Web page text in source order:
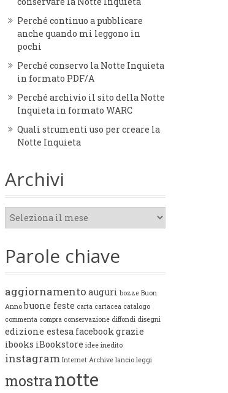
Perché continuo a pubblicare
anche quando mi leggono in
pochi
Perché conservo la Notte Inquieta
in formato PDF/A
Perché archivio il sito della Notte
Inquieta in formato WARC
Quali strumenti uso per creare la
Notte Inquieta
Archivi
Archivi
Parole chiave
aggiornamento auguri bozze Buon
Anno buone feste carta cartacea catalogo
commenta compra conservazione diffondi disegni
edizione estesa facebookgrazie
ibooks iBookstore idee inedito
instagram Internet Archive lancio leggi
mostranotte